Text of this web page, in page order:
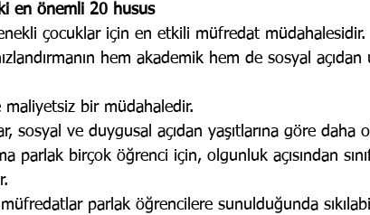
en önemli 20 husus
çocuklar için en etkili müfredat müdahalesidir.
hem akademik hem de sosyal açıdan
maliyetsiz bir müdahaledir.
sosyal ve duygusal açıdan yaşıtlarına göre daha
parlak birçok öğrenci için, olgunluk açısından
müfredatlar parlak öğrencilere sunulduğunda